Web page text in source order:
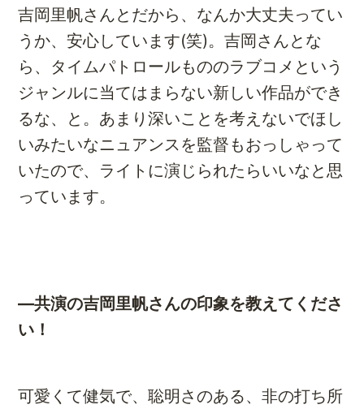
吉岡里帆さんとだから、なんか大丈夫ってい
うか、安心しています(笑)。吉岡さんとな
ら、タイムパトロールもののラブコメという
ジャンルに当てはまらない新しい作品ができ
るな、と。あまり深いことを考えないでほし
いみたいなニュアンスを監督もおっしゃって
いたので、ライトに演じられたらいいなと思
っています。
―共演の吉岡里帆さんの印象を教えてくださ
い！
可愛くて健気で、聡明さのある、非の打ち所